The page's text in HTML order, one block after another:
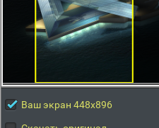
Ваш экран 448x896